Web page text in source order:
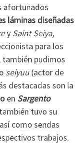
afortunados
láminas diseñadas
y Saint Seiya,
para los
pudimos
seiyuu(actor de
destacadas son la
en Sargento
tuvo su
como sendas
trabajos.